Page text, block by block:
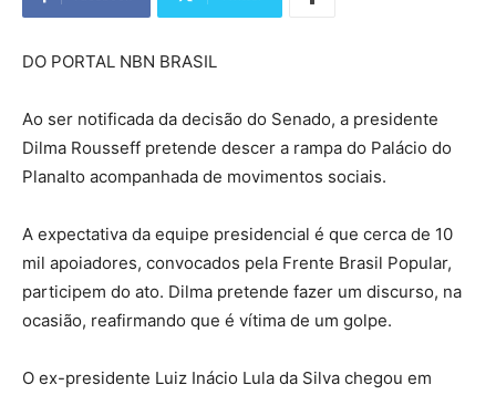
DO PORTAL NBN BRASIL
Ao ser notificada da decisão do Senado, a presidente
Dilma Rousseff pretende descer a rampa do Palácio do
Planalto acompanhada de movimentos sociais.
A expectativa da equipe presidencial é que cerca de 10
mil apoiadores, convocados pela Frente Brasil Popular,
participem do ato. Dilma pretende fazer um discurso, na
ocasião, reafirmando que é vítima de um golpe.
O ex-presidente Luiz Inácio Lula da Silva chegou em